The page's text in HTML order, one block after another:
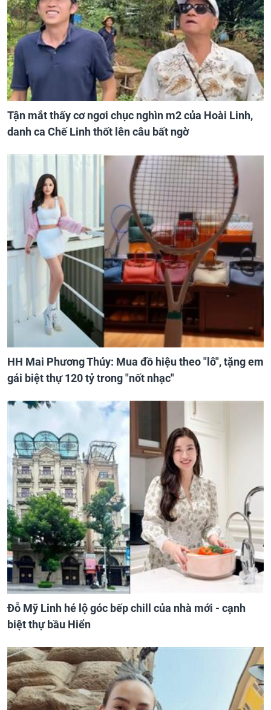
Tận mắt thấy cơ ngơi chục nghìn m2 của Hoài Linh,
danh ca Chế Linh thốt lên câu bất ngờ
HH Mai Phương Thúy: Mua đồ hiệu theo "lô", tặng em
gái biệt thự 120 tỷ trong "nốt nhạc"
Đỗ Mỹ Linh hé lộ góc bếp chill của nhà mới - cạnh
biệt thự bầu Hiển